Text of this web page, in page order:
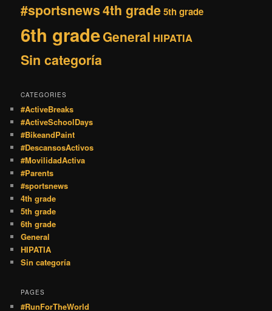
#sportsnews4th grade5th grade
6th gradeGeneral HIPATIA
Sin categoría
CATEGORIES
#ActiveBreaks
#ActiveSchoolDays
#BikeandPaint
#DescansosActivos
#MovilidadActiva
#Parents
#sportsnews
4th grade
5th grade
6th grade
General
HIPATIA
Sin categoría
PAGES
#RunForTheWorld